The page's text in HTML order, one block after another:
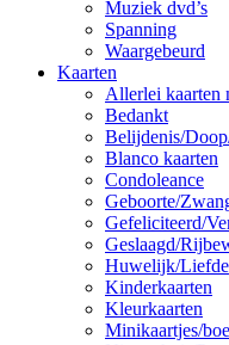
Muziek dvd’s
Spanning
Waargebeurd
Kaarten
Allerlei kaarten
Bedankt
Belijdenis/
Blanco kaarten
Condoleance
Geboorte/
Gefeliciteerd/
Geslaagd/
Huwelijk/Liefde
Kinderkaarten
Kleurkaarten
Minikaartjes/